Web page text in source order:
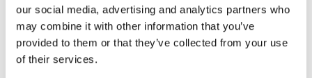
our social media, advertising and analytics partners who
may combine it with other information that you’ve
provided to them or that they’ve collected from your use
of their services.